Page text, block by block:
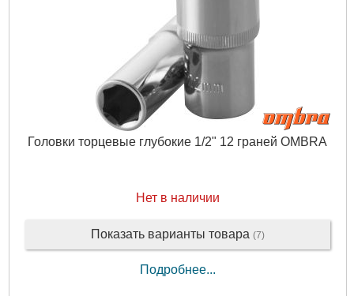
Головки торцевые глубокие 1/2" 12 граней OMBRA
Нет в наличии
Показать варианты товара (7)
Подробнее...